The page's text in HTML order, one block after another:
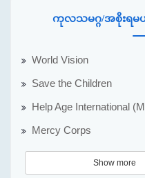
ကုလသမဂ္ဂ/အစိုးရမ
World Vision
Save the Children
Help Age International
Mercy Corps
Show more